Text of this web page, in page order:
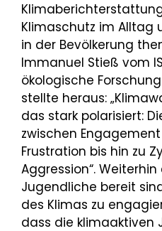
Klimaschutz im Alltag
in der Bevölkerung
Immanuel Stieß vom
ökologische
stellte heraus:
das stark polarisiert:
zwischen
Frustration bis hin zu
Aggression“.
Jugendliche bereit
des Klimas zu
dass die klimaaktiven